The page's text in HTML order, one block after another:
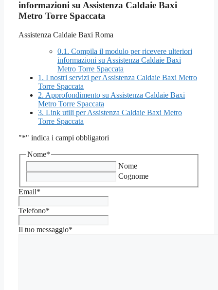
informazioni su Assistenza Caldaie Baxi
Metro Torre Spaccata
Assistenza Caldaie Baxi Roma
0.1. Compila il modulo per ricevere ulteriori
informazioni su Assistenza Caldaie Baxi
Metro Torre Spaccata
1. I nostri servizi per Assistenza Caldaie Baxi Metro
Torre Spaccata
2. Approfondimento su Assistenza Caldaie Baxi
Metro Torre Spaccata
3. Link utili per Assistenza Caldaie Baxi Metro
Torre Spaccata
"*" indica i campi obbligatori
Nome*
Nome
Cognome
Email*
Telefono*
Il tuo messaggio*